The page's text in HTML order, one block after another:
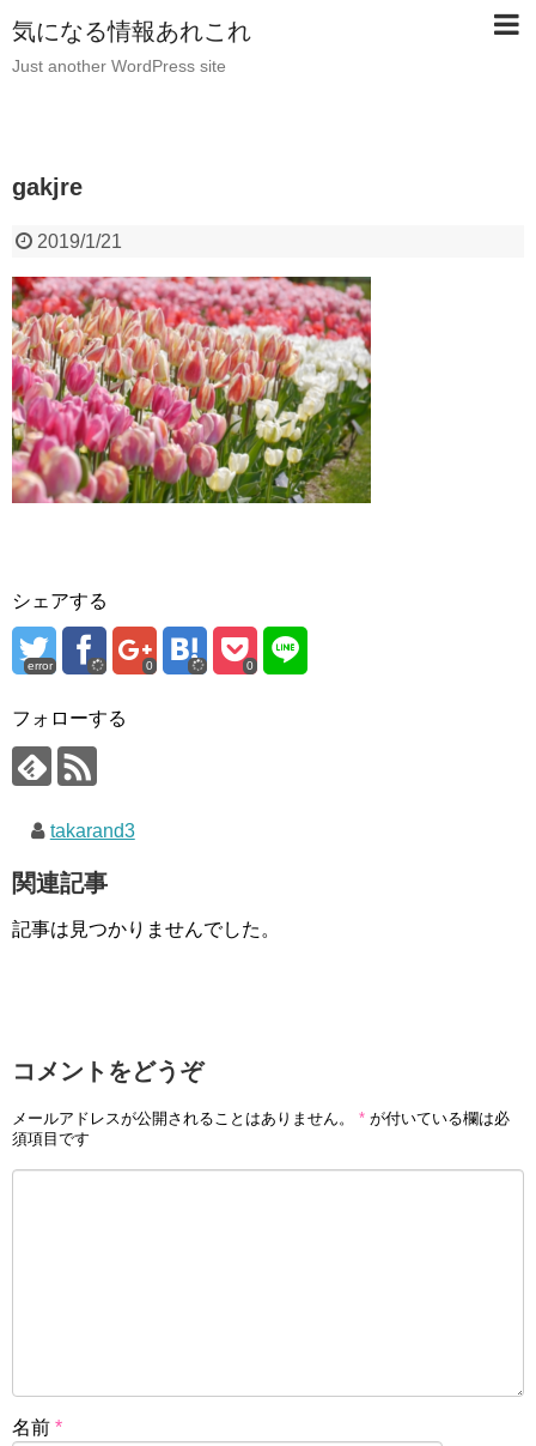
気になる情報あれこれ
Just another WordPress site
gakjre
2019/1/21
シェアする
error 0 0
フォローする
takarand3
関連記事
記事は見つかりませんでした。
コメントをどうぞ
メールアドレスが公開されることはありません。 * が付いている欄は必
須項目です
名前 *